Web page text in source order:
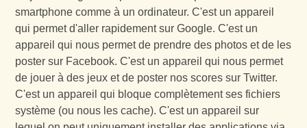
smartphone comme à un ordinateur. C'est un appareil
qui permet d'aller rapidement sur Google. C'est un
appareil qui nous permet de prendre des photos et de les
poster sur Facebook. C'est un appareil qui nous permet
de jouer à des jeux et de poster nos scores sur Twitter.
C'est un appareil qui bloque complètement ses fichiers
système (ou nous les cache). C'est un appareil sur